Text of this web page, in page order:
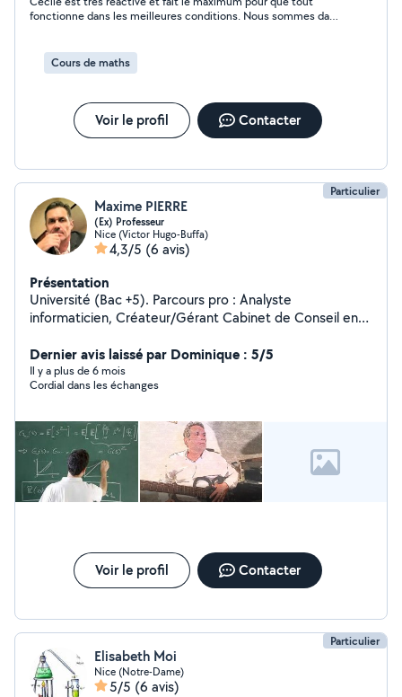
fonctionne dans les meilleures conditions. Nous sommes dans
Cordialement . Régine
Cours de maths
Voir le profil Contacter
Particulier
Maxime PIERRE
(Ex) Professeur
Nice (Victor Hugo-Buffa)
4,3/5 (6 avis)
Présentation
Université (Bac +5). Parcours pro : Analyste
informaticien, Créateur/Gérant Cabinet de Conseil en
Aujourd'hui, je dispense des cours de mathématiques et
de guitare acoustique.
Dernier avis laissé par Dominique : 5/5
Il y a plus de 6 mois
Cordial dans les échanges
Voir le profil Contacter
Particulier
Elisabeth Moi
Nice (Notre-Dame)
5/5 (6 avis)